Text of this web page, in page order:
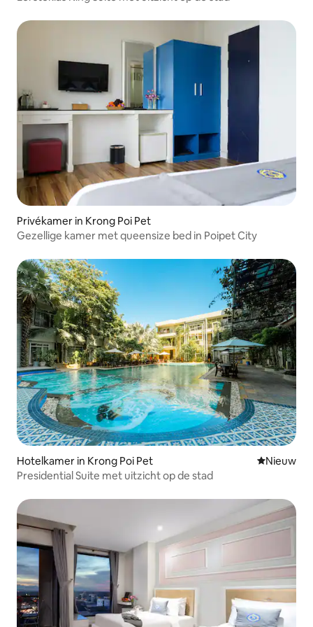
Privékamer in Krong Poi Pet
Gezellige kamer met queensize bed in Poipet City
Hotelkamer in Krong Poi Pet Nieuwe
Nieuw
Presidential Suite met uitzicht op de stad